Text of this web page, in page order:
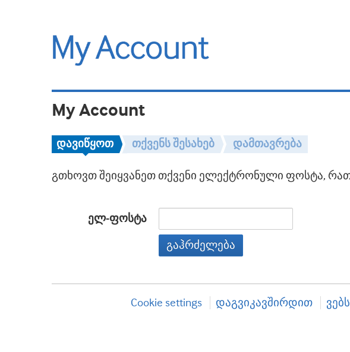
My Account
დავიწყოთ თქვენს შესახებ დამთავრება
გთხოვთ შეიყვანეთ თქვენი ელექტრონული ფოსტა,
ელ-ფოსტა
გაჰრძელება
Cookie settings დაგვიკავშირდით